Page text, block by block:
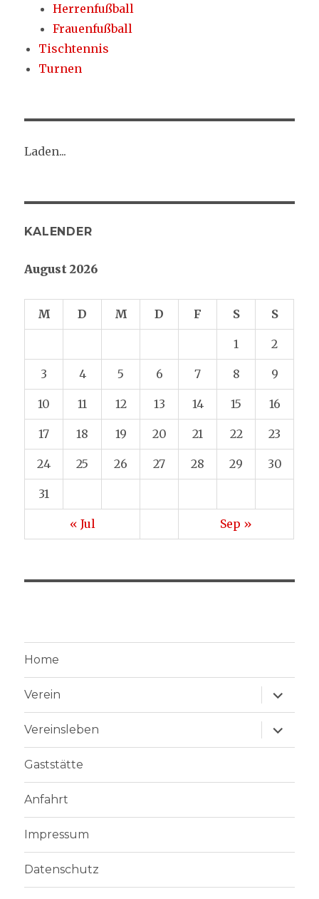
Herrenfußball
Frauenfußball
Tischtennis
Turnen
Laden...
KALENDER
August 2026
M D M D F S S
1 2
3 4 5 6 7 8 9
10 11 12 13 14 15 16
17 18 19 20 21 22 23
24 25 26 27 28 29 30
31
« Jul Sep »
Home
Verein
Vereinsleben
Gaststätte
Anfahrt
Impressum
Datenschutz